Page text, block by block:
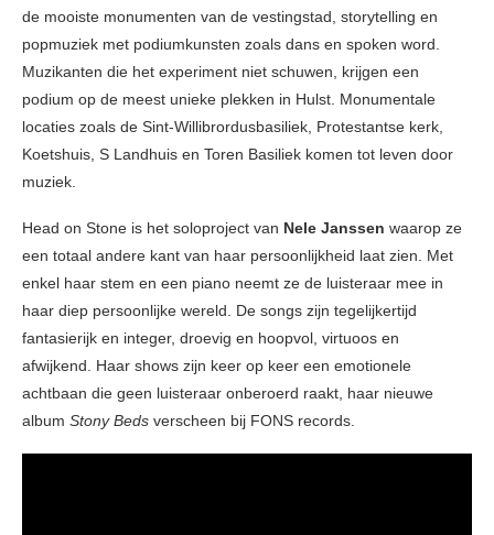
de mooiste monumenten van de vestingstad, storytelling en
popmuziek met podiumkunsten zoals dans en spoken word.
Muzikanten die het experiment niet schuwen, krijgen een
podium op de meest unieke plekken in Hulst. Monumentale
locaties zoals de Sint-Willibrordusbasiliek, Protestantse kerk,
Koetshuis, S Landhuis en Toren Basiliek komen tot leven door
muziek.
Head on Stone is het soloproject van Nele Janssen waarop ze
een totaal andere kant van haar persoonlijkheid laat zien. Met
enkel haar stem en een piano neemt ze de luisteraar mee in
haar diep persoonlijke wereld. De songs zijn tegelijkertijd
fantasierijk en integer, droevig en hoopvol, virtuoos en
afwijkend. Haar shows zijn keer op keer een emotionele
achtbaan die geen luisteraar onberoerd raakt, haar nieuwe
album Stony Beds verscheen bij FONS records.